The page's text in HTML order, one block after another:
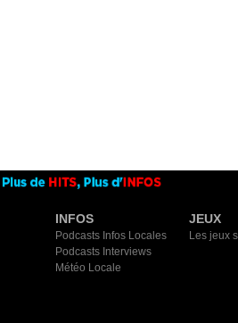
INFOS
Podcasts Infos Locales
Podcasts Interviews
Météo Locale
JEUX
Les jeux